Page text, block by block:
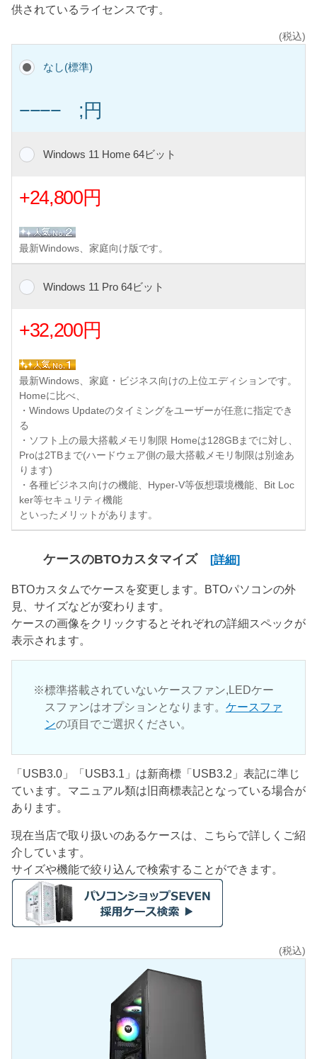
供されているライセンスです。
(税込)
なし(標準)
−−−− ;円
Windows 11 Home 64ビット
+24,800円
最新Windows、家庭向け版です。
Windows 11 Pro 64ビット
+32,200円
最新Windows、家庭・ビジネス向けの上位エディションです。
Homeに比べ、
・Windows Updateのタイミングをユーザーが任意に指定でき
る
・ソフト上の最大搭載メモリ制限 Homeは128GBまでに対し、
Proは2TBまで(ハードウェア側の最大搭載メモリ制限は別途あ
ります)
・各種ビジネス向けの機能、Hyper-V等仮想環境機能、Bit Loc
ker等セキュリティ機能
といったメリットがあります。
ケースのBTOカスタマイズ [詳細]
BTOカスタムでケースを変更します。BTOパソコンの外
見、サイズなどが変わります。
ケースの画像をクリックするとそれぞれの詳細スペックが
表示されます。
標準搭載されていないケースファン,LEDケー
スファンはオプションとなります。 ケースファ
ンの項目でご選択ください。
「USB3.0」「USB3.1」は新商標「USB3.2」表記に準じ
ています。マニュアル類は旧商標表記となっている場合が
あります。
現在当店で取り扱いのあるケースは、こちらで詳しくご紹
介しています。
サイズや機能で絞り込んで検索することができます。
(税込)